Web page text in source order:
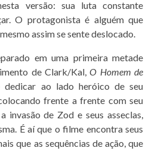
versão: sua luta constante
O protagonista é alguém que
assim se sente deslocado.
em uma primeira metade
de Clark/Kal,O Homem de
dedicar ao lado heróico de seu
frente a frente com seu
invasão de Zod e seus asseclas,
É aí que o filme encontra seus
que as sequências de ação, que